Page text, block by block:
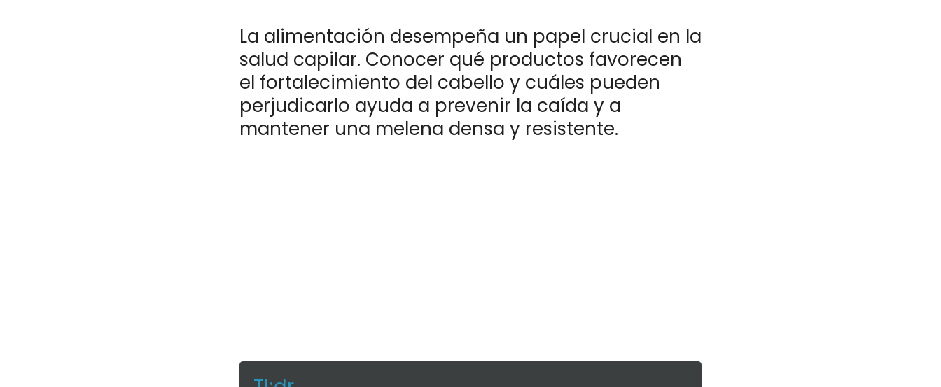
La alimentación desempeña un papel crucial en la
salud capilar. Conocer qué productos favorecen
el fortalecimiento del cabello y cuáles pueden
perjudicarlo ayuda a prevenir la caída y a
mantener una melena densa y resistente.